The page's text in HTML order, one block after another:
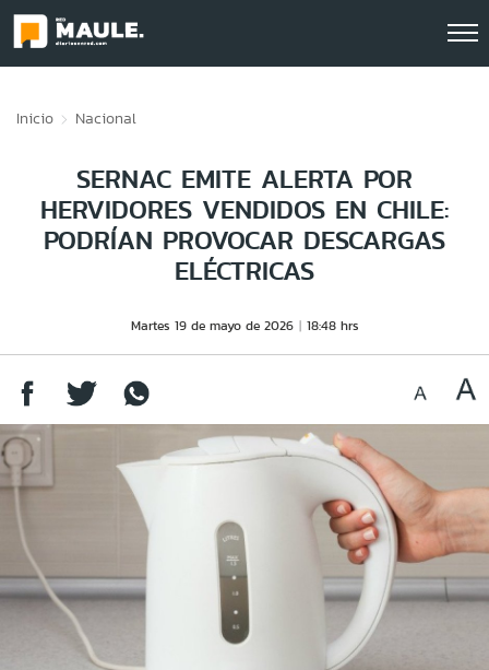
Inicio Nacional
SERNAC EMITE ALERTA POR
HERVIDORES VENDIDOS EN CHILE:
PODRÍAN PROVOCAR DESCARGAS
ELÉCTRICAS
Martes 19 de mayo de 2026 18:48 hrs